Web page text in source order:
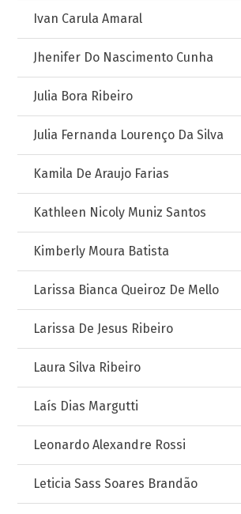
Ivan Carula Amaral
Jhenifer Do Nascimento Cunha
Julia Bora Ribeiro
Julia Fernanda Lourenço Da Silva
Kamila De Araujo Farias
Kathleen Nicoly Muniz Santos
Kimberly Moura Batista
Larissa Bianca Queiroz De Mello
Larissa De Jesus Ribeiro
Laura Silva Ribeiro
Laís Dias Margutti
Leonardo Alexandre Rossi
Leticia Sass Soares Brandão